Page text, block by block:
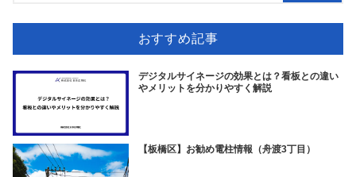
おすすめ記事
デジタルサイネージの効果とは？看板との違い
やメリットを分かりやすく解説
【板橋区】お勧め電柱情報（舟渡3丁目）